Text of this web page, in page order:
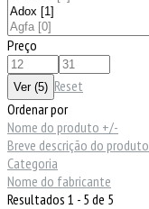
Preço
Reset
Ordenar por
Nome do produto +/-
Breve descrição do produto
Categoria
Nome do fabricante
Resultados 1 - 5 de 5